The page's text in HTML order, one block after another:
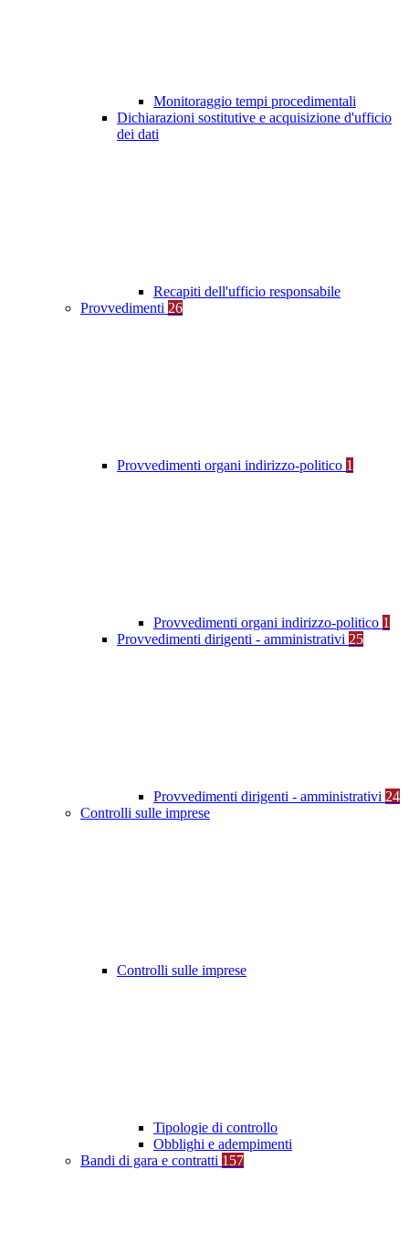
Monitoraggio tempi procedimentali
Dichiarazioni sostitutive e acquisizione d'ufficio
dei dati
Recapiti dell'ufficio responsabile
Provvedimenti 26
Provvedimenti organi indirizzo-politico 1
Provvedimenti organi indirizzo-politico 1
Provvedimenti dirigenti - amministrativi 25
Provvedimenti dirigenti - amministrativi 24
Controlli sulle imprese
Controlli sulle imprese
Tipologie di controllo
Obblighi e adempimenti
Bandi di gara e contratti 157